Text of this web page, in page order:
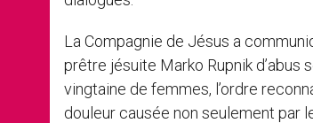
La Compagnie de Jésus a
prêtre jésuite Marko Rupnik
vingtaine de femmes, l’ordre
douleur causée non seulement par